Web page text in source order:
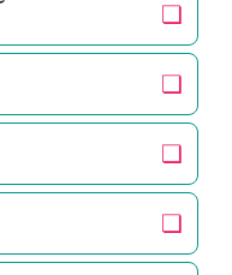
❏
❏
❏
❏